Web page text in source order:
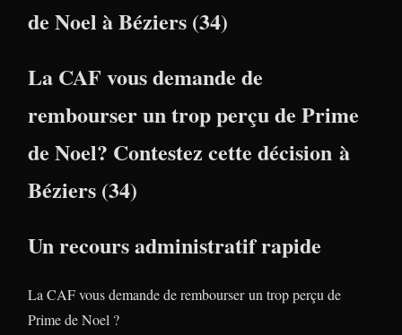
de Noel à Béziers (34)
La CAF vous demande de
rembourser un trop perçu de Prime
de Noel? Contestez cette décision à
Béziers (34)
Un recours administratif rapide
La CAF vous demande de rembourser un trop perçu de
Prime de Noel ?